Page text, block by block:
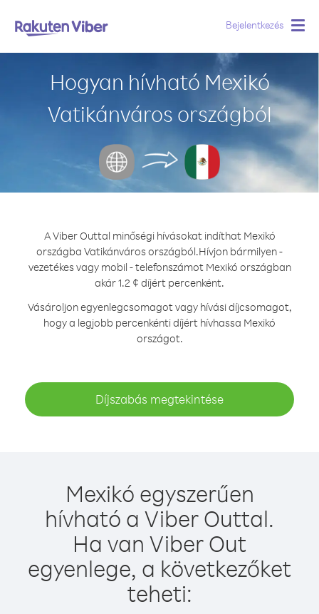
Bejelentkezés
Hogyan hívható Mexikó
Vatikánváros országból
A Viber Outtal minőségi hívásokat indíthat Mexikó
országba Vatikánváros országból.Hívjon bármilyen -
vezetékes vagy mobil - telefonszámot Mexikó országban
akár 1.2 ¢ díjért percenként.
Vásároljon egyenlegcsomagot vagy hívási díjcsomagot,
hogy a legjobb percenkénti díjért hívhassa Mexikó
országot.
Díjszabás megtekintése
Mexikó egyszerűen
hívható a Viber Outtal.
Ha van Viber Out
egyenlege, a következőket
teheti: